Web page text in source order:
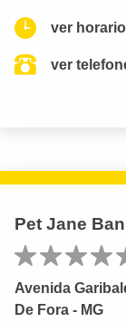
ver
ver
Pet Jane
Avenida
De Fora - MG